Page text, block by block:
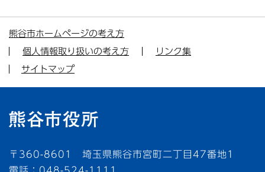
熊谷市ホームページの考え方
個人情報取り扱いの考え方
リンク集
サイトマップ
〒360-8601 埼玉県熊谷市宮町二丁目47番地1
電話：048-524-1111